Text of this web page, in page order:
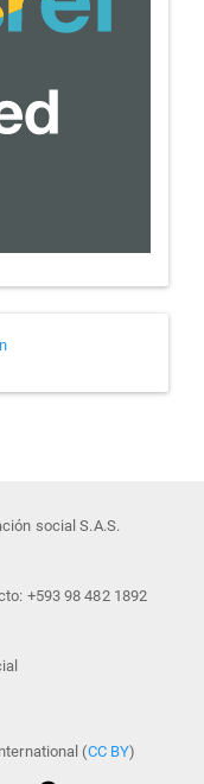
social S.A.S.
+593 98 482 1892
(CC BY)